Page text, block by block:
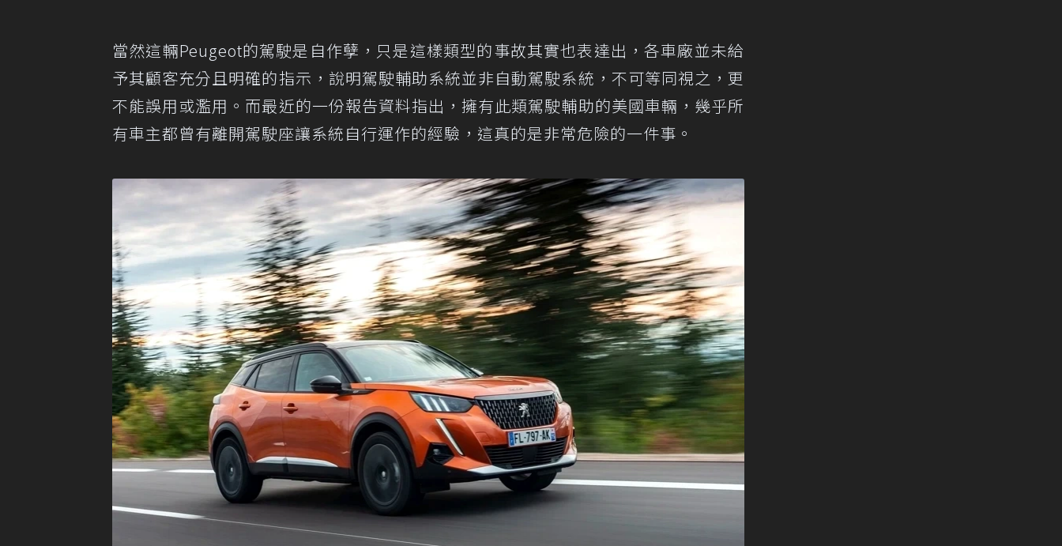
當然這輛Peugeot的駕駛是自作孽，只是這樣類型的事故其實也表達出，各車廠並未給
予其顧客充分且明確的指示，說明駕駛輔助系統並非自動駕駛系統，不可等同視之，更
不能誤用或濫用。而最近的一份報告資料指出，擁有此類駕駛輔助的美國車輛，幾乎所
有車主都曾有離開駕駛座讓系統自行運作的經驗，這真的是非常危險的一件事。